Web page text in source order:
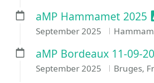
aMP Hammamet 2025
September 2025
aMP Bordeaux 11-09-
September 2025 Bruges,